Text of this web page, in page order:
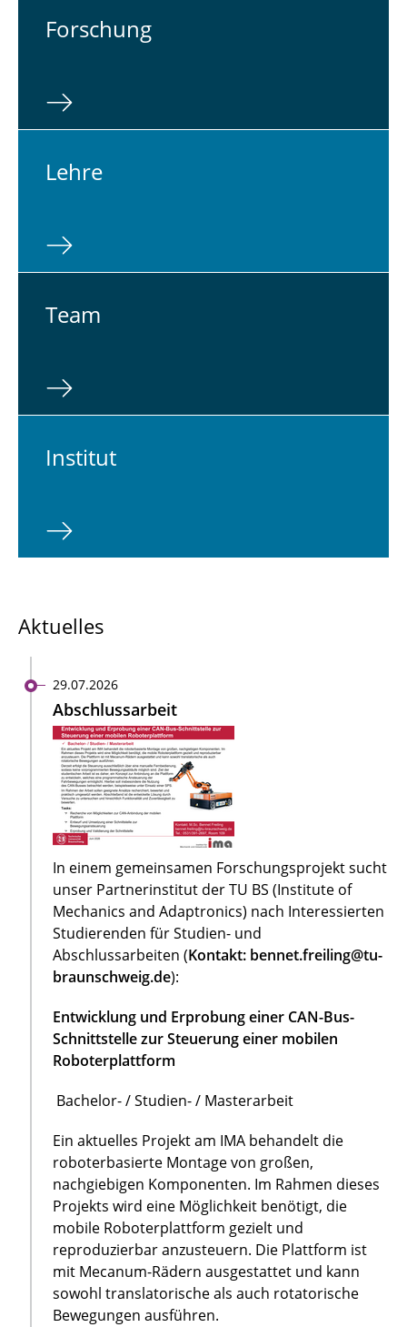
For­schung
Lehre
Team
In­sti­tut
Aktuelles
29.07.2026
Abschlussarbeit
In einem gemeinsamen Forschungsprojekt sucht
unser Partnerinstitut der TU BS (Institute of
Mechanics and Adaptronics) nach Interessierten
Studierenden für Studien- und
Abschlussarbeiten (Kontakt: bennet.freiling@tu-
braunschweig.de):
Entwicklung und Erprobung einer CAN-Bus-
Schnittstelle zur Steuerung einer mobilen
Roboterplattform
Bachelor- / Studien- / Masterarbeit
Ein aktuelles Projekt am IMA behandelt die
roboterbasierte Montage von großen,
nachgiebigen Komponenten. Im Rahmen dieses
Projekts wird eine Möglichkeit benötigt, die
mobile Roboterplattform gezielt und
reproduzierbar anzusteuern. Die Plattform ist
mit Mecanum-Rädern ausgestattet und kann
sowohl translatorische als auch rotatorische
Bewegungen ausführen.